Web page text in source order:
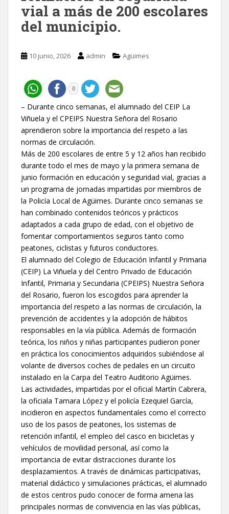
vial a más de 200 escolares
del municipio.
10 junio, 2026 admin Agüimes
0
– Durante cinco semanas, el alumnado del CEIP La
Viñuela y el CPEIPS Nuestra Señora del Rosario
aprendieron sobre la importancia del respeto a las
normas de circulación.
Más de 200 escolares de entre 5 y 12 años han recibido
durante todo el mes de mayo y la primera semana de
junio formación en educación y seguridad vial, gracias a
un programa de jornadas impartidas por miembros de
la Policía Local de Agüimes. Durante cinco semanas se
han combinado contenidos teóricos y prácticos
adaptados a cada grupo de edad, con el objetivo de
fomentar comportamientos seguros tanto como
peatones, ciclistas y futuros conductores.
El alumnado del Colegio de Educación Infantil y Primaria
(CEIP) La Viñuela y del Centro Privado de Educación
Infantil, Primaria y Secundaria (CPEIPS) Nuestra Señora
del Rosario, fueron los escogidos para aprender la
importancia del respeto a las normas de circulación, la
prevención de accidentes y la adopción de hábitos
responsables en la vía pública. Además de formación
teórica, los niños y niñas participantes pudieron poner
en práctica los conocimientos adquiridos subiéndose al
volante de diversos coches de pedales en un circuito
instalado en la Carpa del Teatro Auditorio Agüimes.
Las actividades, impartidas por el oficial Martín Cabrera,
la oficiala Tamara López y el policía Ezequiel García,
incidieron en aspectos fundamentales como el correcto
uso de los pasos de peatones, los sistemas de
retención infantil, el empleo del casco en bicicletas y
vehículos de movilidad personal, así como la
importancia de evitar distracciones durante los
desplazamientos. A través de dinámicas participativas,
material didáctico y simulaciones prácticas, el alumnado
de estos centros pudo conocer de forma amena las
principales normas de convivencia en las vías públicas,